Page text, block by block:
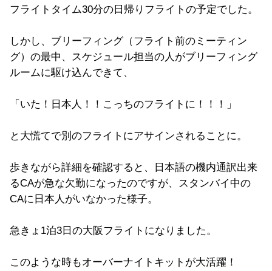
フライトタイム30分の日帰りフライトの予定でした。
しかし、ブリーフィング（フライト前のミーティン
グ）の最中、スケジュール担当の人がブリーフィング
ルームに駆け込んできて、
「いた！日本人！！こっちのフライトに！！！」
と大慌てで別のフライトにアサインされることに。
歩きながら詳細を確認すると、日本語の機内通訳出来
るCAが急な欠勤になったのですが、スタンバイ中の
CAに日本人がいなかった様子。
急きょ1泊3日の大阪フライトになりました。
このような時もオーバーナイトキットが大活躍！